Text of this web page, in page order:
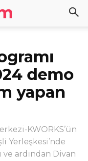
demo
yapan
KWORKS’ün
Yerleşkesi’nde
ardından Divan